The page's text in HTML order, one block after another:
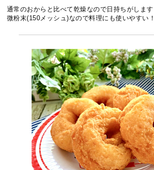
通常のおからと比べて乾燥なので日持ちがします
微粉末(150メッシュ)なので料理にも使いやすい！